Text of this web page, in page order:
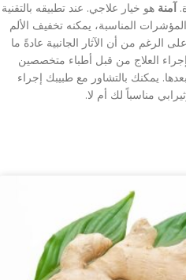
آمنة هو خيار علاجي. عند تطبيقه بالتقنية
المناسبة، يمكنه تخفيف الألم
الرغم من أن الآثار الجانبية عادةً ما
العلاج من قبل أطباء متخصصين
يمكنك بالتشاور مع طبيبك إجراء
مناسباً لك أم لا.